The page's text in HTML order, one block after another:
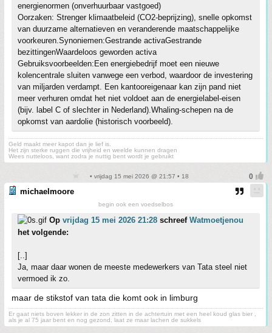
energienormen (onverhuurbaar vastgoed)
Oorzaken: Strenger klimaatbeleid (CO2-beprijzing), snelle opkomst
van duurzame alternatieven en veranderende maatschappelijke
voorkeuren.Synoniemen:Gestrande activaGestrande
bezittingenWaardeloos geworden activa
Gebruiksvoorbeelden:Een energiebedrijf moet een nieuwe
kolencentrale sluiten vanwege een verbod, waardoor de investering
van miljarden verdampt. Een kantooreigenaar kan zijn pand niet
meer verhuren omdat het niet voldoet aan de energielabel-eisen
(bijv. label C of slechter in Nederland).Whaling-schepen na de
opkomst van aardolie (historisch voorbeeld).
Geld maakt meer kapot dan je lief is.
Het zijn sterke ruggen die vrijheid en weelde kunnen dragen
Wees nutteloos, want zodra je nuttig bent wordt je gebruikt
• vrijdag 15 mei 2026 @ 21:57 • 18
michaelmoore
begin ook een voedselbos
Op vrijdag 15 mei 2026 21:28 schreef Watmoetjenou
het volgende:
[..]
Ja, maar daar wonen de meeste medewerkers van Tata steel niet
vermoed ik zo.
maar de stikstof van tata die komt ook in limburg
Er gaat niets boven lekker in de zon zitten in de achtertuin met een heel koud glas bier ,
als je al 75 jaar bent en nog gezond, laat ze maar lachen de sukkels